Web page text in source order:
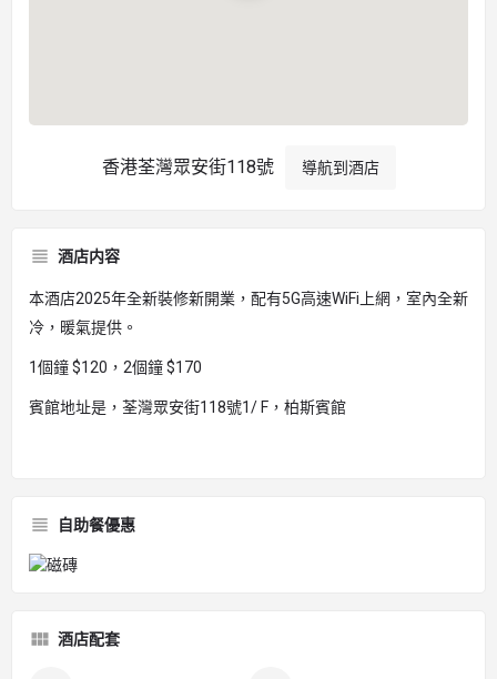
香港荃灣眾安街118號 導航到酒店
酒店内容
本酒店2025年全新裝修新開業，配有5G高速WiFi上網，室內全新
冷，暖氣提供。
1個鐘 $120，2個鐘 $170
賓館地址是，荃灣眾安街118號1/ F，柏斯賓館
自助餐優惠
酒店配套